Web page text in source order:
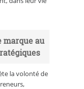
marque au
la volonté de